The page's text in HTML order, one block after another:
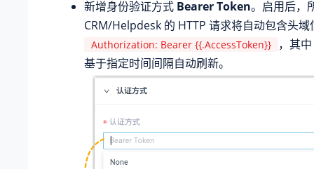
新增身份验证方式 Bearer Token。启用后，
CRM/Helpdesk 的 HTTP 请求将自动包含头域
Authorization: Bearer {{.AccessToken}}
，其
基于指定时间间隔自动刷新。